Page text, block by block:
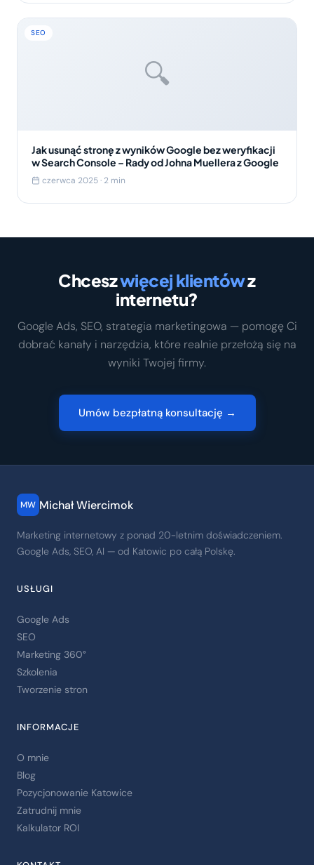
🔍
SEO
Jak usunąć stronę z wyników Google bez weryfikacji
w Search Console – Rady od Johna Muellera z Google
czerwca 2025 · 2 min
Chceszwięcej klientówz
internetu?
Google Ads, SEO, strategia marketingowa — pomogę Ci
dobrać kanały i narzędzia, które realnie przełożą się na
wyniki Twojej firmy.
Umów bezpłatną konsultację →
MW Michał Wiercimok
Marketing internetowy z ponad 20-letnim doświadczeniem.
Google Ads, SEO, AI — od Katowic po całą Polskę.
USŁUGI
Google Ads
SEO
Marketing 360°
Szkolenia
Tworzenie stron
INFORMACJE
O mnie
Blog
Pozycjonowanie Katowice
Zatrudnij mnie
Kalkulator ROI